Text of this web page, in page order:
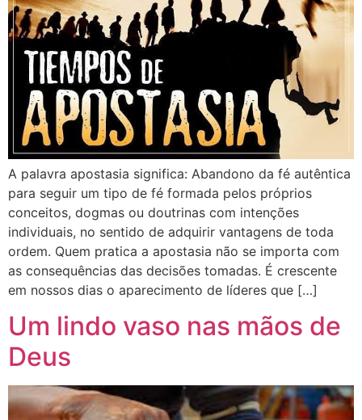
A palavra apostasia significa: Abandono da fé autêntica
para seguir um tipo de fé formada pelos próprios
conceitos, dogmas ou doutrinas com intenções
individuais, no sentido de adquirir vantagens de toda
ordem. Quem pratica a apostasia não se importa com
as consequências das decisões tomadas. É crescente
em nossos dias o aparecimento de líderes que […]
Um lindo vaso nas mãos de
Deus